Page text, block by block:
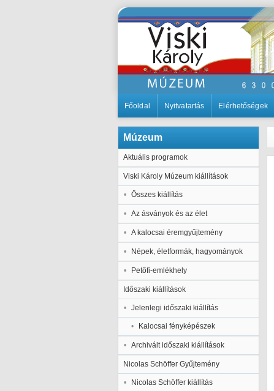
Főoldal Nyitvatartás Elérhetőségek
Múzeum
Aktuális programok
Viski Károly Múzeum kiállítások
Összes kiállítás
Az ásványok és az élet
A kalocsai éremgyűjtemény
Népek, életformák, hagyományok
Petőfi-emlékhely
Időszaki kiállítások
Jelenlegi időszaki kiállítás
Kalocsai fényképészek
Archivált időszaki kiállítások
Nicolas Schöffer Gyűjtemény
Nicolas Schöffer kiállítás